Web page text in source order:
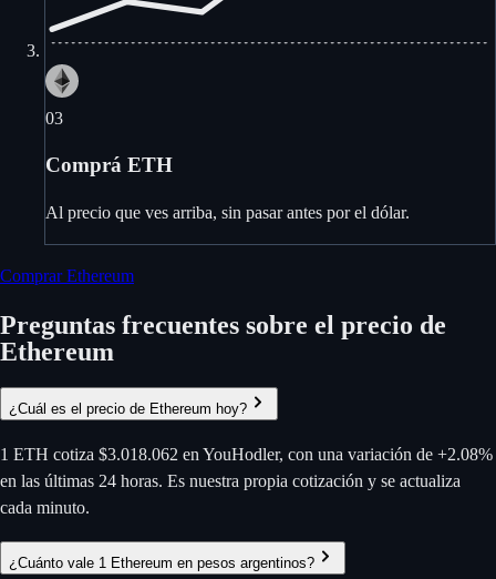
03
Comprá ETH
Al precio que ves arriba, sin pasar antes por el dólar.
Comprar Ethereum
Preguntas frecuentes sobre el precio de
Ethereum
¿Cuál es el precio de Ethereum hoy?
1 ETH cotiza $3.018.062 en YouHodler, con una variación de +2.08%
en las últimas 24 horas. Es nuestra propia cotización y se actualiza
cada minuto.
¿Cuánto vale 1 Ethereum en pesos argentinos?